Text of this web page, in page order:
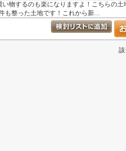
物するのも楽になりますよ！こちらの
も整った土地です！これから新...